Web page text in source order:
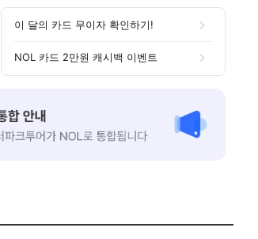
이 달의 카드 무이자 확인하기!
NOL 카드 2만원 캐시백 이벤트